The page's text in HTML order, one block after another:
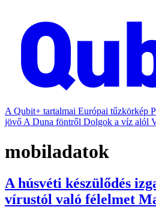
A Qubit+ tartalmai Európai tűzkörkép
jövő A Duna föntről Dolgok a víz alól
mobiladatok
A húsvéti készülődés
vírustól való félelmet